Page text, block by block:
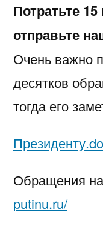
Потратьте
отправьте
Очень важно
десятков
тогда его
Обращения
putinu.ru/